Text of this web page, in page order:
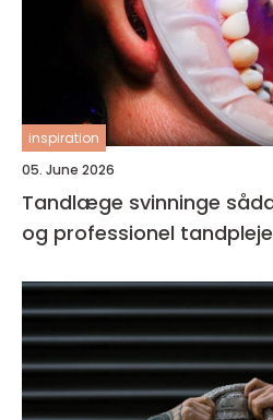
inspiration
05. June 2026
Tandlæge svinninge sådan vælger du tryg
og professionel tandpleje